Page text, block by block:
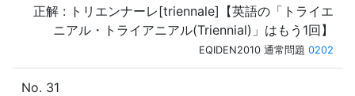
正解 : トリエンナーレ[triennale]【英語の「トライエ
ニアル・トライアニアル(Triennial)」はもう1回】
EQIDEN2010 通常問題 0202
No. 31